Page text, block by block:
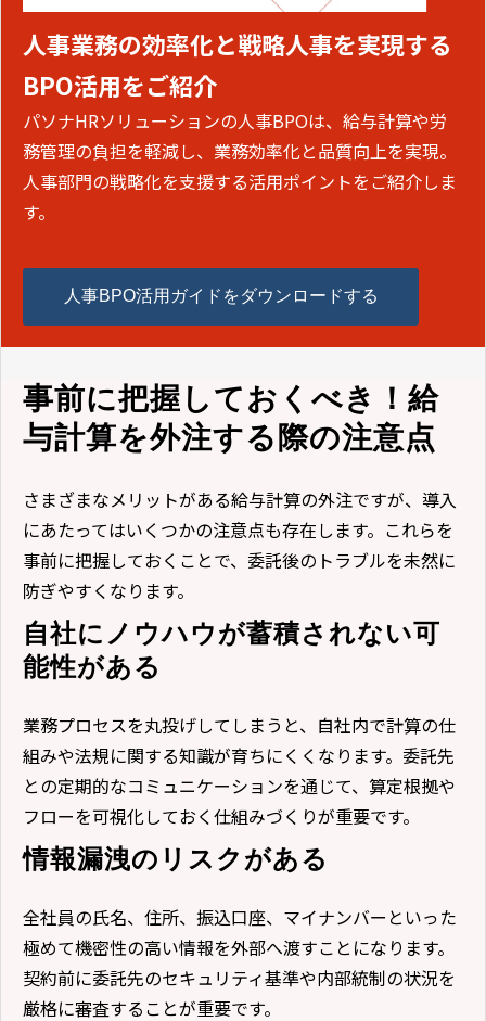
人事業務の効率化と戦略人事を実現する
BPO活用をご紹介
パソナHRソリューションの人事BPOは、給与計算や労
務管理の負担を軽減し、業務効率化と品質向上を実現。
人事部門の戦略化を支援する活用ポイントをご紹介しま
す。
人事BPO活用ガイドをダウンロードする
事前に把握しておくべき！給
与計算を外注する際の注意点
さまざまなメリットがある給与計算の外注ですが、導入
にあたってはいくつかの注意点も存在します。これらを
事前に把握しておくことで、委託後のトラブルを未然に
防ぎやすくなります。
自社にノウハウが蓄積されない可
能性がある
業務プロセスを丸投げしてしまうと、自社内で計算の仕
組みや法規に関する知識が育ちにくくなります。委託先
との定期的なコミュニケーションを通じて、算定根拠や
フローを可視化しておく仕組みづくりが重要です。
情報漏洩のリスクがある
全社員の氏名、住所、振込口座、マイナンバーといった
極めて機密性の高い情報を外部へ渡すことになります。
契約前に委託先のセキュリティ基準や内部統制の状況を
厳格に審査することが重要です。